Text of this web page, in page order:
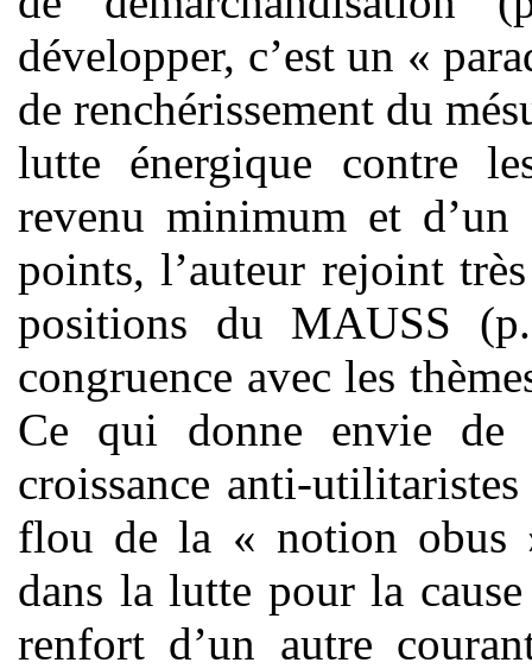
développer, c’est un «
de renchérissement du
lutte énergique contre
revenu minimum et
points, l’auteur rejoint
positions du MAUSS
congruence avec les
Ce qui donne envie de
croissance anti-
flou de la « notion obus
dans la lutte pour la
renfort d’un autre